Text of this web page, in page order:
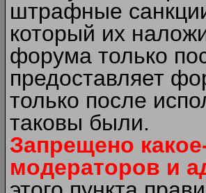
штрафные
который их
форума только
предоставляет
только после
таковы были.
Запрещено
модераторов и